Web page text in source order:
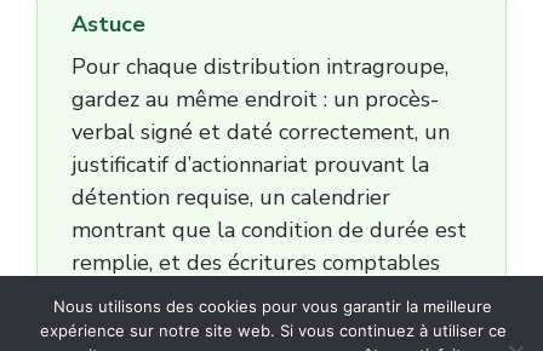
Astuce
Pour chaque distribution intragroupe,
gardez au même endroit : un procès-
verbal signé et daté correctement, un
justificatif d’actionnariat prouvant la
détention requise, un calendrier
montrant que la condition de durée est
remplie, et des écritures comptables
cohérentes entre la filiale et la holding.
Quand une pièce manque, ce n’est
Nous utilisons des cookies pour vous garantir la meilleure
expérience sur notre site web. Si vous continuez à utiliser ce